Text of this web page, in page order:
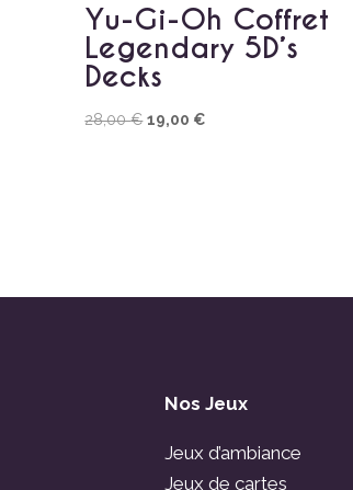
Yu-Gi-Oh Coffret
Legendary 5D’s
Decks
28,00€ Le
19,00 €
Nos Jeux
Jeux d’ambiance
Jeux de cartes